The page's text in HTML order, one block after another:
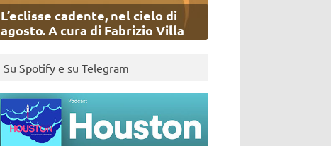
L’eclisse cadente, nel cielo di
agosto. A cura di Fabrizio Villa
Su Spotify e su Telegram